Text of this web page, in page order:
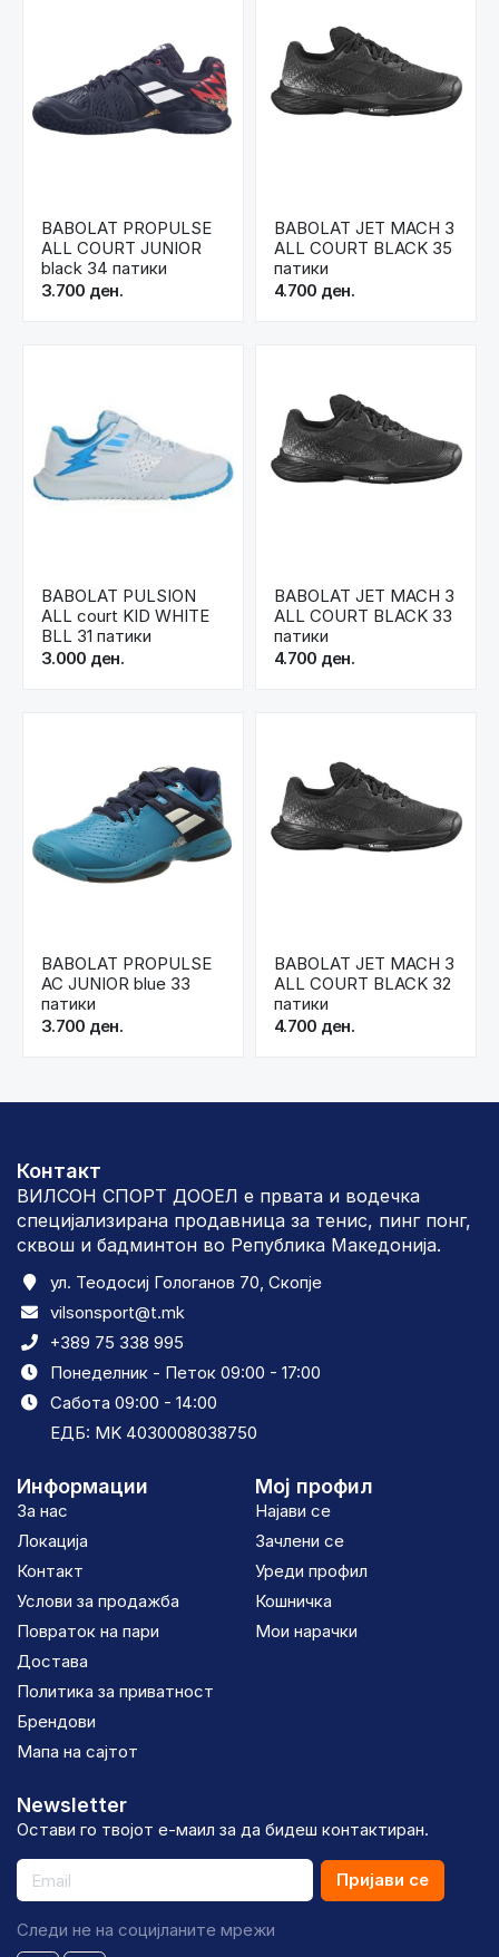
BABOLAT PROPULSE
ALL COURT JUNIOR
black 34 патики
3.700 ден.
BABOLAT JET MACH 3
ALL COURT BLACK 35
патики
4.700 ден.
BABOLAT PULSION
ALL court KID WHITE
BLL 31 патики
3.000 ден.
BABOLAT JET MACH 3
ALL COURT BLACK 33
патики
4.700 ден.
BABOLAT PROPULSE
AC JUNIOR blue 33
патики
3.700 ден.
BABOLAT JET MACH 3
ALL COURT BLACK 32
патики
4.700 ден.
Контакт
ВИЛСОН СПОРТ ДООЕЛ е првата и водечка
специјализирана продавница за тенис, пинг понг,
сквош и бадминтон во Република Македонија.
ул. Теодосиј Гологанов 70, Скопје
vilsonsport@t.mk
+389 75 338 995
Понеделник - Петок 09:00 - 17:00
Сабота 09:00 - 14:00
ЕДБ: MK 4030008038750
Информации
За нас
Локација
Контакт
Услови за продажба
Повраток на пари
Достава
Политика за приватност
Брендови
Мапа на сајтот
Мој профил
Најави се
Зачлени се
Уреди профил
Кошничка
Мои нарачки
Newsletter
Остави го твојот е-маил за да бидеш контактиран.
Пријави се
Следи не на социјланите мрежи